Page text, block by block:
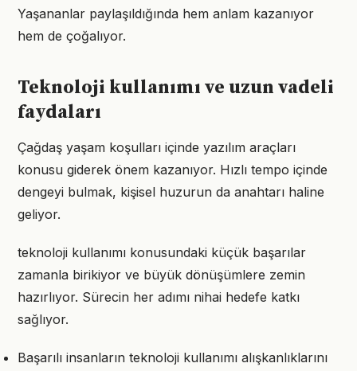
Yaşananlar paylaşıldığında hem anlam kazanıyor
hem de çoğalıyor.
Teknoloji kullanımı ve uzun vadeli
faydaları
Çağdaş yaşam koşulları içinde yazılım araçları
konusu giderek önem kazanıyor. Hızlı tempo içinde
dengeyi bulmak, kişisel huzurun da anahtarı haline
geliyor.
teknoloji kullanımı konusundaki küçük başarılar
zamanla birikiyor ve büyük dönüşümlere zemin
hazırlıyor. Sürecin her adımı nihai hedefe katkı
sağlıyor.
Başarılı insanların teknoloji kullanımı alışkanlıklarını